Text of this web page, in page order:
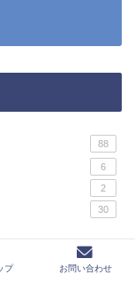
88
6
2
30
プ お問い合わせ